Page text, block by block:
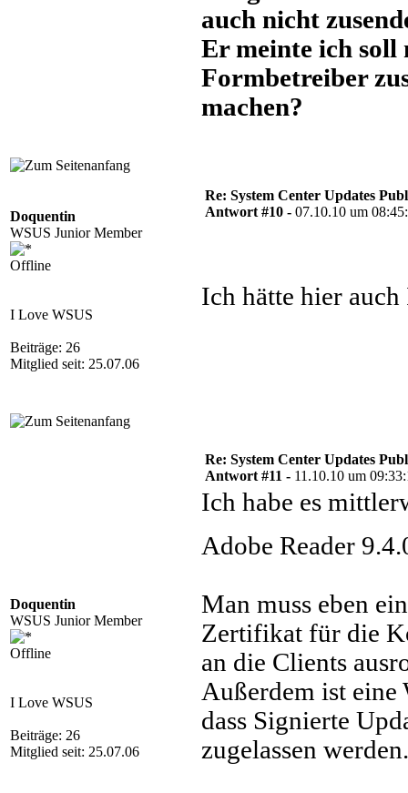
auch nicht
Er meinte ich soll
Formbetreiber
machen?
Doquentin
WSUS Junior Member
Offline
I Love WSUS
Beiträge: 26
Mitglied seit: 25.07.06
Re: System Center Updates
Antwort #10 - 07.10.10 um
Ich hätte hier auch
Doquentin
WSUS Junior Member
Offline
I Love WSUS
Beiträge: 26
Mitglied seit: 25.07.06
Re: System Center Updates
Antwort #11 - 11.10.10 um
Ich habe es
Adobe Reader
Man muss eben
Zertifikat für die
an die Clients
Außerdem ist
dass Signierte
zugelassen werden.